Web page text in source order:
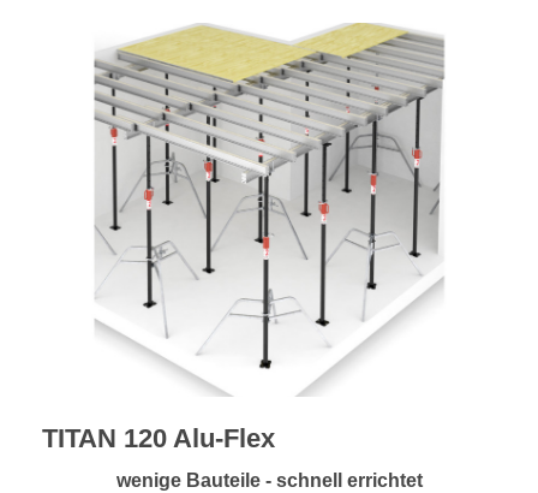
TITAN 120 Alu-Flex
wenige Bauteile - schnell errichtet